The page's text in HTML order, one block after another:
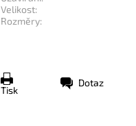
Velikost:
Rozměry:
Tisk
Dotaz